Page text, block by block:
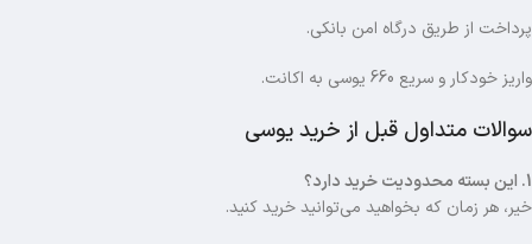
پرداخت از طریق درگاه امن بانکی.
واریز خودکار و سریع 660 یوسی به اکانت.
سوالات متداول قبل از خرید یوسی
1. این بسته محدودیت خرید دارد؟
خیر، هر زمان که بخواهید می‌توانید خرید کنید.